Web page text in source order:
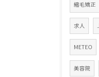
縮毛矯正
求人
METEO
美容院